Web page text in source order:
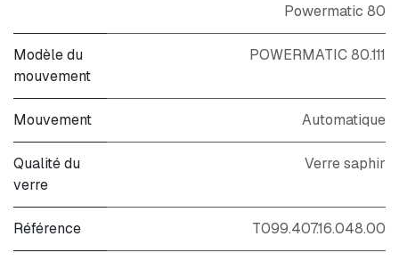
Powermatic 80
Modèle du
mouvement
POWERMATIC 80.111
Mouvement Automatique
Qualité du
verre
Verre saphir
Référence T099.407.16.048.00